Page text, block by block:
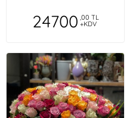
24700 ,00 TL
+KDV